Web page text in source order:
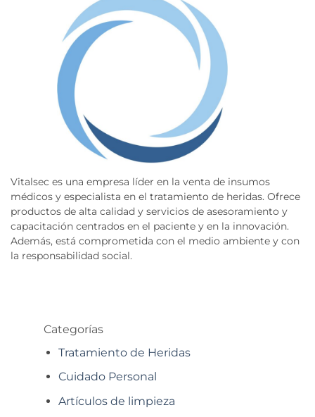
Vitalsec es una empresa líder en la venta de insumos
médicos y especialista en el tratamiento de heridas. Ofrece
productos de alta calidad y servicios de asesoramiento y
capacitación centrados en el paciente y en la innovación.
Además, está comprometida con el medio ambiente y con
la responsabilidad social.
Categorías
Tratamiento de Heridas
Cuidado Personal
Artículos de limpieza